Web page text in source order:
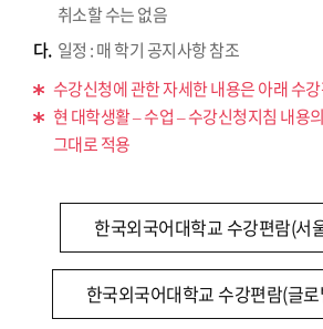
취소할 수는 없음
다. 일정 : 매 학기 공지사항 참조
수강신청에 관한 자세한 내용은 아래 수
현 대학생활 – 수업 – 수강신청지침 내용
그대로 적용
한국외국어대학교 수강편람(서
한국외국어대학교 수강편람(글